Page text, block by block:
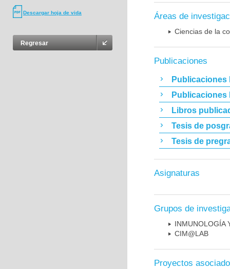
Descargar hoja de vida
Regresar
Áreas de
Ciencias de la
Publicaciones
Publicaciones
Publicaciones
Libros
Tesis de
Tesis de
Asignaturas
Grupos de
INMUNOLOGÍA
CIM@LAB
Proyectos